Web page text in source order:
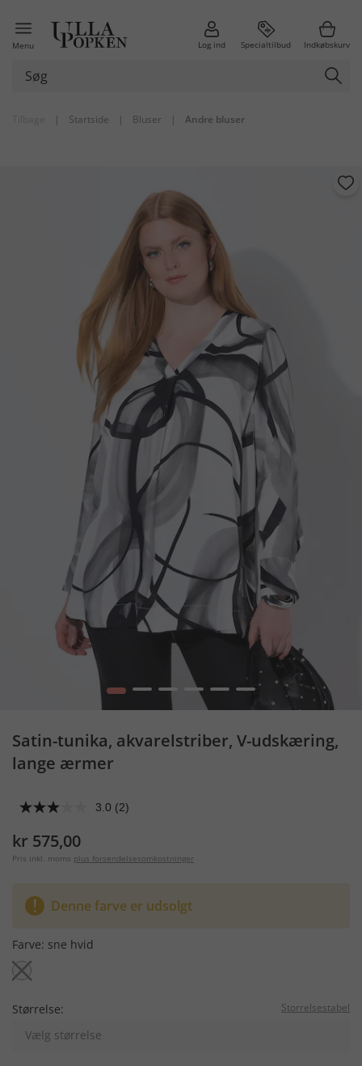
Menu Log ind Specialtilbud Indkøbskurv
| Startside | Bluser | Andre bluser
1 2 3 5 6
Satin-tunika, akvarelstriber, V-udskæring,
lange ærmer
3.0 (2)
kr 575,00
Pris inkl. moms plus forsendelsesomkostninger
Denne farve er udsolgt
Farve: sne hvid
Størrelse: Storrelsestabel
Vælg størrelse